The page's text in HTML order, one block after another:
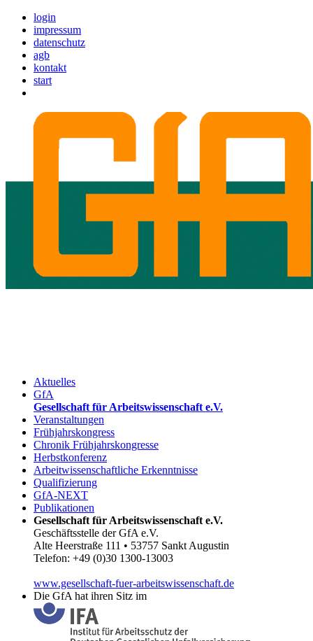
login
impressum
datenschutz
agb
kontakt
start
Aktuelles
GfA
Gesellschaft für Arbeitswissenschaft e.V.
Veranstaltungen
Frühjahrskongress
Chronik Frühjahrskongresse
Herbstkonferenz
Arbeitwissenschaftliche Erkenntnisse
Qualifizierung
GfA-NEXT
Publikationen
Gesellschaft für Arbeitswissenschaft e.V.
Geschäftsstelle der GfA e.V.
Alte Heerstraße 111 • 53757 Sankt Augustin
Telefon: +49 (0)30 1300-13003
www.gesellschaft-fuer-arbeitswissenschaft.de
Die GfA hat ihren Sitz im